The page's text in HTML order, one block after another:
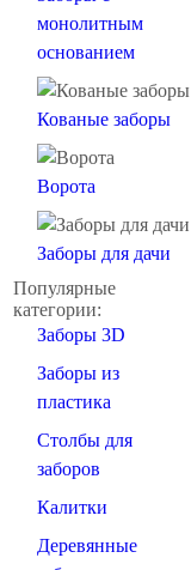
монолитным
основанием
Кованые заборы
Ворота
Заборы для дачи
Популярные
категории:
Заборы 3D
Заборы из
пластика
Столбы для
заборов
Калитки
Деревянные